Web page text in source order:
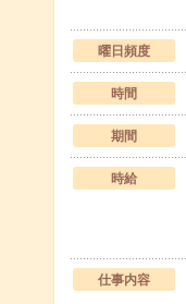
曜日頻度
時間
期間
時給
仕事内容